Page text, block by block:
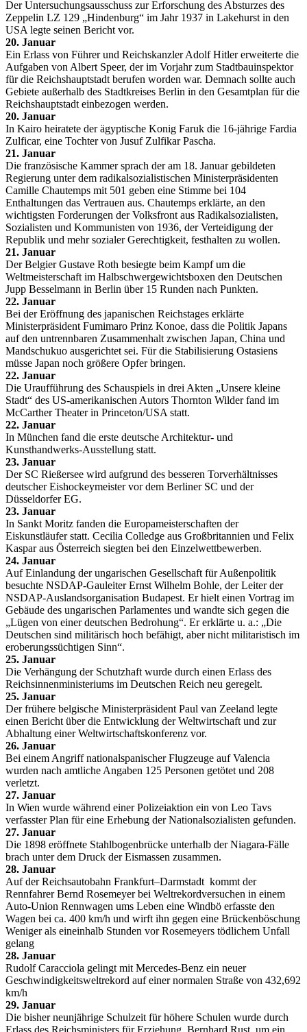
Der Untersuchungsausschuss zur Erforschung des Absturzes des
Zeppelin LZ 129 „Hindenburg“ im Jahr 1937 in Lakehurst in den
USA legte seinen Bericht vor.
20. Januar
Ein Erlass von Führer und Reichskanzler Adolf Hitler erweiterte die
Aufgaben von Albert Speer, der im Vorjahr zum Stadtbauinspektor
für die Reichshauptstadt berufen worden war. Demnach sollte auch
Gebiete außerhalb des Stadtkreises Berlin in den Gesamtplan für die
Reichshauptstadt einbezogen werden.
20. Januar
In Kairo heiratete der ägyptische Konig Faruk die 16-jährige Fardia
Zulficar, eine Tochter von Jusuf Zulfikar Pascha.
21. Januar
Die französische Kammer sprach der am 18. Januar gebildeten
Regierung unter dem radikalsozialistischen Ministerpräsidenten
Camille Chautemps mit 501 geben eine Stimme bei 104
Enthaltungen das Vertrauen aus. Chautemps erklärte, an den
wichtigsten Forderungen der Volksfront aus Radikalsozialisten,
Sozialisten und Kommunisten von 1936, der Verteidigung der
Republik und mehr sozialer Gerechtigkeit, festhalten zu wollen.
21. Januar
Der Belgier Gustave Roth besiegte beim Kampf um die
Weltmeisterschaft im Halbschwergewichtsboxen den Deutschen
Jupp Besselmann in Berlin über 15 Runden nach Punkten.
22. Januar
Bei der Eröffnung des japanischen Reichstages erklärte
Ministerpräsident Fumimaro Prinz Konoe, dass die Politik Japans
auf den untrennbaren Zusammenhalt zwischen Japan, China und
Mandschukuo ausgerichtet sei. Für die Stabilisierung Ostasiens
müsse Japan noch größere Opfer bringen.
22. Januar
Die Uraufführung des Schauspiels in drei Akten „Unsere kleine
Stadt“ des US-amerikanischen Autors Thornton Wilder fand im
McCarther Theater in Princeton/USA statt.
22. Januar
In München fand die erste deutsche Architektur- und
Kunsthandwerks-Ausstellung statt.
23. Januar
Der SC Rießersee wird aufgrund des besseren Torverhältnisses
deutscher Eishockeymeister vor dem Berliner SC und der
Düsseldorfer EG.
23. Januar
In Sankt Moritz fanden die Europameisterschaften der
Eiskunstläufer statt. Cecilia Colledge aus Großbritannien und Felix
Kaspar aus Österreich siegten bei den Einzelwettbewerben.
24. Januar
Auf Einlandung der ungarischen Gesellschaft für Außenpolitik
besuchte NSDAP-Gauleiter Ernst Wilhelm Bohle, der Leiter der
NSDAP-Auslandsorganisation Budapest. Er hielt einen Vortrag im
Gebäude des ungarischen Parlamentes und wandte sich gegen die
„Lügen von einer deutschen Bedrohung“. Er erklärte u. a.: „Die
Deutschen sind militärisch hoch befähigt, aber nicht militaristisch im
eroberungssüchtigen Sinn“.
25. Januar
Die Verhängung der Schutzhaft wurde durch einen Erlass des
Reichsinnenministeriums im Deutschen Reich neu geregelt.
25. Januar
Der frühere belgische Ministerpräsident Paul van Zeeland legte
einen Bericht über die Entwicklung der Weltwirtschaft und zur
Abhaltung einer Weltwirtschaftskonferenz vor.
26. Januar
Bei einem Angriff nationalspanischer Flugzeuge auf Valencia
wurden nach amtliche Angaben 125 Personen getötet und 208
verletzt.
27. Januar
In Wien wurde während einer Polizeiaktion ein von Leo Tavs
verfasster Plan für eine Erhebung der Nationalsozialisten gefunden.
27. Januar
Die 1898 eröffnete Stahlbogenbrücke unterhalb der Niagara-Fälle
brach unter dem Druck der Eismassen zusammen.
28. Januar
Auf der Reichsautobahn Frankfurt–Darmstadt kommt der
Rennfahrer Bernd Rosemeyer bei Weltrekordversuchen in einem
Auto-Union Rennwagen ums Leben eine Windbö erfasste den
Wagen bei ca. 400 km/h und wirft ihn gegen eine Brückenböschung
Weniger als eineinhalb Stunden vor Rosemeyers tödlichem Unfall
gelang
28. Januar
Rudolf Caracciola gelingt mit Mercedes-Benz ein neuer
Geschwindigkeitsweltrekord auf einer normalen Straße von 432,692
km/h
29. Januar
Die bisher neunjährige Schulzeit für höhere Schulen wurde durch